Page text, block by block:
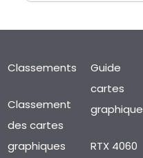
Classements
Classement
des cartes
graphiques
Guide
cartes
graphique
RTX 4060